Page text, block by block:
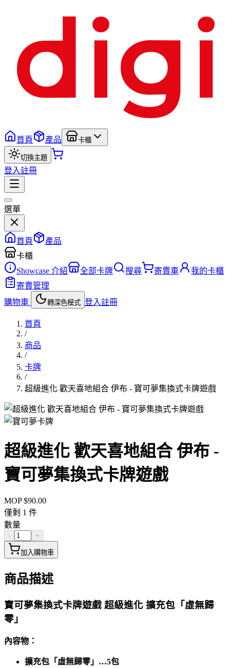
首頁 產品 卡櫃
切換主題
登入註冊
選單
首頁
產品
卡櫃
Showcase 介紹
全部卡牌 搜尋 寄賣車
我的卡櫃
寄賣管理
購物車
轉深色模式 登入註冊
首頁
/
商品
/
卡牌
/
超級進化 歡天喜地組合 伊布 - 寶可夢集換式卡牌遊戲
卡牌
超級進化 歡天喜地組合 伊布 -
寶可夢集換式卡牌遊戲
MOP $90.00
僅剩 1 件
數量
- +
加入購物車
商品描述
寶可夢集換式卡牌遊戲 超級進化 擴充包「虛無歸
零」
內容物：
擴充包「虛無歸零」…5包